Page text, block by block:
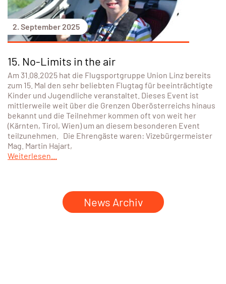
2. September 2025
15. No-Limits in the air
Am 31.08.2025 hat die Flugsportgruppe Union Linz bereits
zum 15. Mal den sehr beliebten Flugtag für beeinträchtigte
Kinder und Jugendliche veranstaltet. Dieses Event ist
mittlerweile weit über die Grenzen Oberösterreichs hinaus
bekannt und die Teilnehmer kommen oft von weit her
(Kärnten, Tirol, Wien) um an diesem besonderen Event
teilzunehmen. Die Ehrengäste waren: Vizebürgermeister
Mag. Martin Hajart,
Weiterlesen...
News Archiv